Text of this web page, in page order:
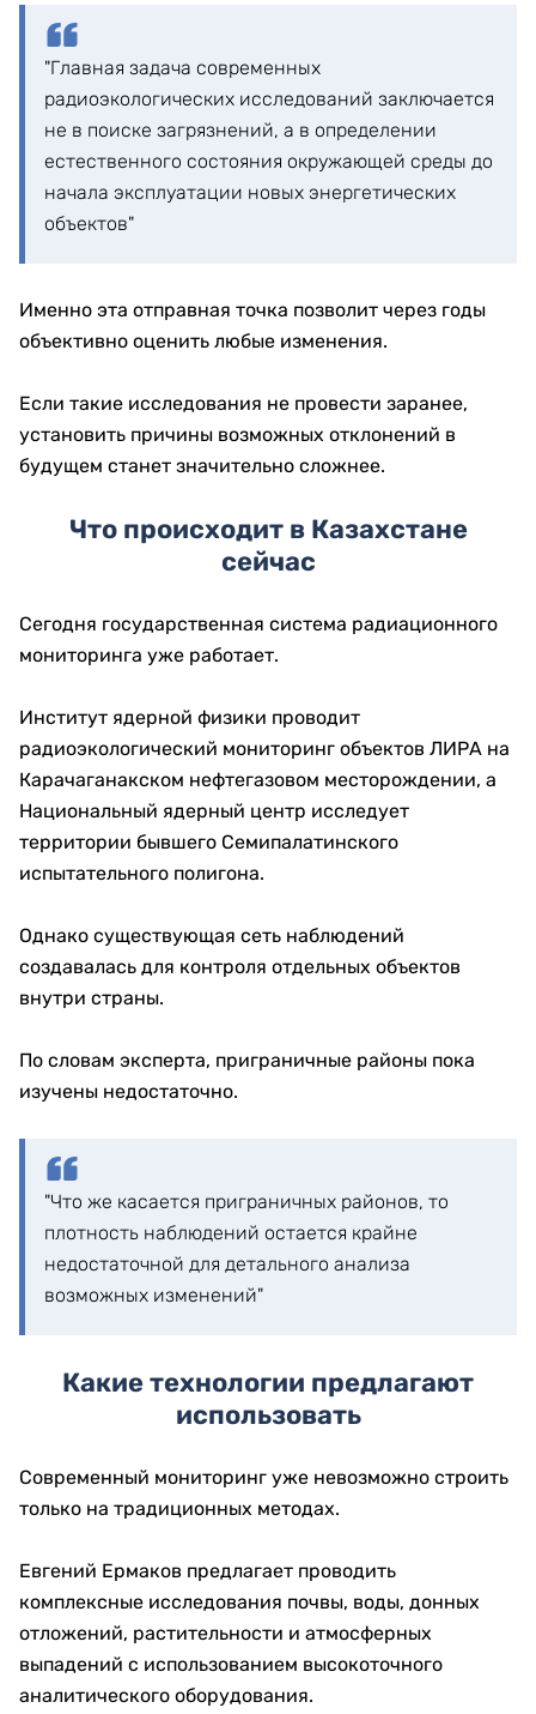
"Главная задача современных
радиоэкологических исследований заключается
не в поиске загрязнений, а в определении
естественного состояния окружающей среды до
начала эксплуатации новых энергетических
объектов"
Именно эта отправная точка позволит через годы
объективно оценить любые изменения.
Если такие исследования не провести заранее,
установить причины возможных отклонений в
будущем станет значительно сложнее.
Что происходит в Казахстане
сейчас
Сегодня государственная система радиационного
мониторинга уже работает.
Институт ядерной физики проводит
радиоэкологический мониторинг объектов ЛИРА на
Карачаганакском нефтегазовом месторождении, а
Национальный ядерный центр исследует
территории бывшего Семипалатинского
испытательного полигона.
Однако существующая сеть наблюдений
создавалась для контроля отдельных объектов
внутри страны.
По словам эксперта, приграничные районы пока
изучены недостаточно.
"Что же касается приграничных районов, то
плотность наблюдений остается крайне
недостаточной для детального анализа
возможных изменений"
Какие технологии предлагают
использовать
Современный мониторинг уже невозможно строить
только на традиционных методах.
Евгений Ермаков предлагает проводить
комплексные исследования почвы, воды, донных
отложений, растительности и атмосферных
выпадений с использованием высокоточного
аналитического оборудования.